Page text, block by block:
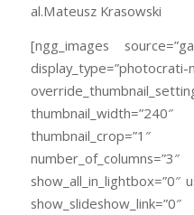
al.Mateusz Krasowski
[ngg_images
display_type=”photocrati-
thumbnail_crop=”1″
show_all_in_lightbox=”0″